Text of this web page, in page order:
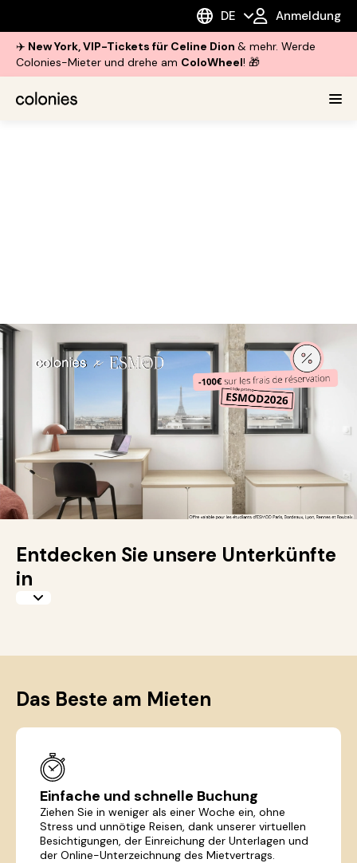
DE Anmeldung
✈️ New York, VIP-Tickets für Celine Dion & mehr. Werde
Colonies-Mieter und drehe am ColoWheel! 🎁
Entdecken Sie unsere Unterkünfte
in
Das Beste am Mieten
Einfache und schnelle Buchung
Ziehen Sie in weniger als einer Woche ein, ohne
Stress und unnötige Reisen, dank unserer virtuellen
Besichtigungen, der Einreichung der Unterlagen und
der Online-Unterzeichnung des Mietvertrags.